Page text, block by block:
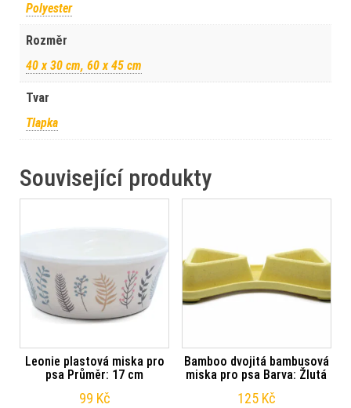
Polyester
Rozměr
40 x 30 cm, 60 x 45 cm
Tvar
Tlapka
Související produkty
Leonie plastová miska pro
psa Průměr: 17 cm
99 Kč
Bamboo dvojitá bambusová
miska pro psa Barva: Žlutá
125 Kč